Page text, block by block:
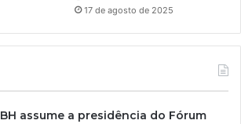
17 de agosto de 2025
BH assume a presidência do Fórum